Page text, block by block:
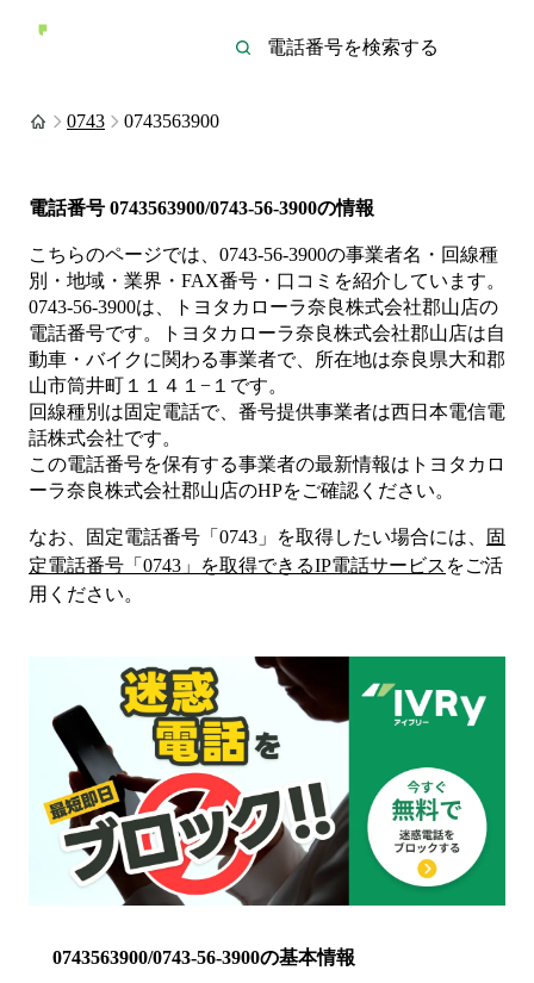
0743 0743563900
電話番号 0743563900/0743-56-3900の情報
こちらのページでは、 0743-56-3900の事業者名・回線種
別・地域・業界・FAX番号・口コミを紹介しています。
0743-56-3900は、 トヨタカローラ奈良株式会社郡山店の
電話番号です。
トヨタカローラ奈良株式会社郡山店は自
動車・バイクに関わる事業者で、所在地は奈良県大和郡
山市筒井町１１４１−１ です。
回線種別は固定電話で、番号提供事業者は西日本電信電
話株式会社です。
この電話番号を保有する事業者の最新情報は トヨタカロ
ーラ奈良株式会社郡山店のHPをご確認ください。
なお、固定電話番号「 0743 」を取得したい場合には、
固
定電話番号「 0743 」を取得できるIP電話サービス をご活
用ください。
0743563900/0743-56-3900の基本情報